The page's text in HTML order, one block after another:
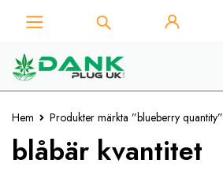
Hem Produkter märkta ”blueberry quantity”
blåbär kvantitet
För Weed Lover - Få 10%
omedelbar rabatt på varje
"WELCOME10"